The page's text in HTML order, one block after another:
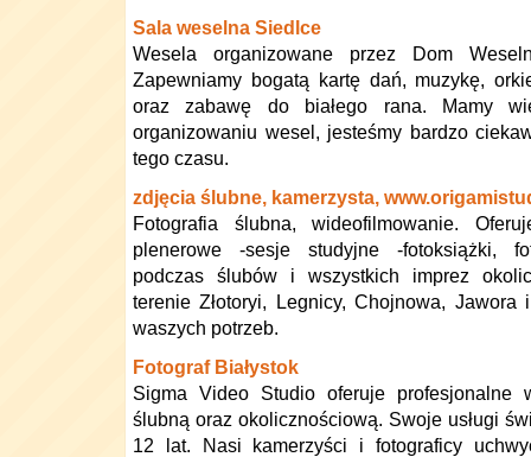
Sala weselna Siedlce
Wesela organizowane przez Dom
Zapewniamy bogatą kartę dań, muzykę,
oraz zabawę do białego rana. Mamy
organizowaniu wesel, jesteśmy bardzo
tego czasu.
zdjęcia ślubne, kamerzysta,
Fotografia ślubna, wideofilmowanie.
plenerowe -sesje studyjne -fotoksiążki,
podczas ślubów i wszystkich imprez
terenie Złotoryi, Legnicy, Chojnowa,
waszych potrzeb.
Fotograf Białystok
Sigma Video Studio oferuje profesjonalne
ślubną oraz okolicznościową. Swoje usługi
12 lat. Nasi kamerzyści i fotograficy